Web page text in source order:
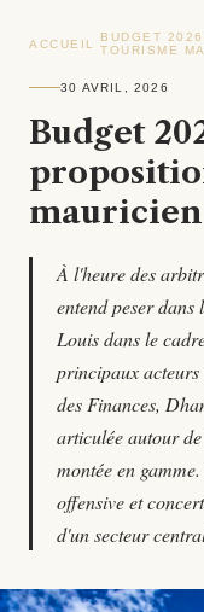
ACCUEIL ›BUDGET
TOURISME
30 AVRIL, 2026
Budget
À l'heure des
entend peser
Louis dans le
principaux
des Finances,
articulée autour
montée en
offensive et
d'un secteur